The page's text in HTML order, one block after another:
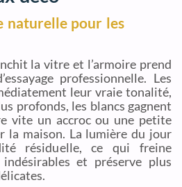
naturelle pour les
la vitre et l’armoire prend
professionnelle. Les
leur vraie tonalité,
profonds, les blancs gagnent
vite un accroc ou une petite
la maison. La lumière du jour
résiduelle, ce qui freine
indésirables et préserve plus